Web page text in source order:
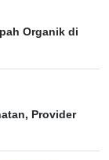
Organik di
Provider